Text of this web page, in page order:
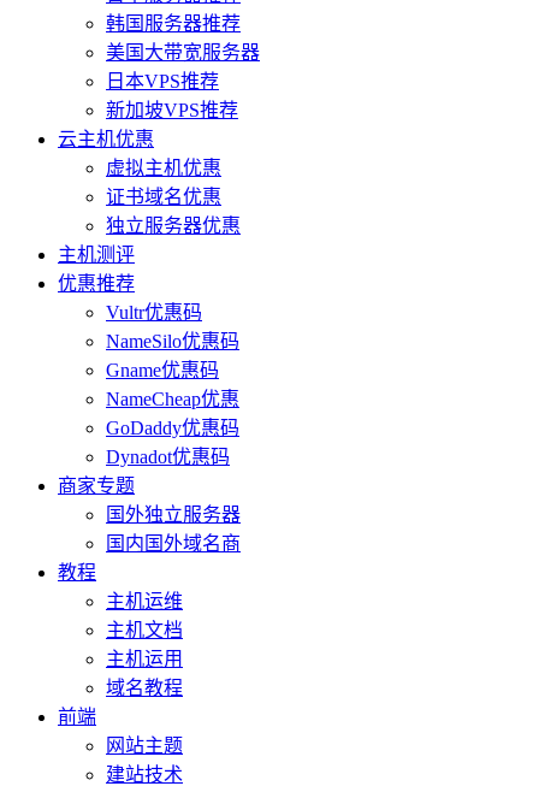
韩国服务器推荐
美国大带宽服务器
日本VPS推荐
新加坡VPS推荐
云主机优惠
虚拟主机优惠
证书域名优惠
独立服务器优惠
主机测评
优惠推荐
Vultr优惠码
NameSilo优惠码
Gname优惠码
NameCheap优惠
GoDaddy优惠码
Dynadot优惠码
商家专题
国外独立服务器
国内国外域名商
教程
主机运维
主机文档
主机运用
域名教程
前端
网站主题
建站技术